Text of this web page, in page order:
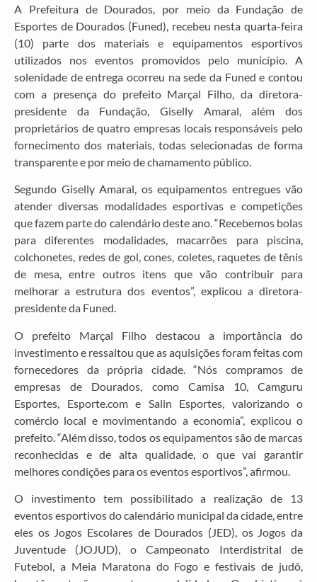
A Prefeitura de Dourados, por meio da Fundação de
Esportes de Dourados (Funed), recebeu nesta quarta-feira
(10) parte dos materiais e equipamentos esportivos
utilizados nos eventos promovidos pelo município. A
solenidade de entrega ocorreu na sede da Funed e contou
com a presença do prefeito Marçal Filho, da diretora-
presidente da Fundação, Giselly Amaral, além dos
proprietários de quatro empresas locais responsáveis pelo
fornecimento dos materiais, todas selecionadas de forma
transparente e por meio de chamamento público.
Segundo Giselly Amaral, os equipamentos entregues vão
atender diversas modalidades esportivas e competições
que fazem parte do calendário deste ano. “Recebemos bolas
para diferentes modalidades, macarrões para piscina,
colchonetes, redes de gol, cones, coletes, raquetes de tênis
de mesa, entre outros itens que vão contribuir para
melhorar a estrutura dos eventos”, explicou a diretora-
presidente da Funed.
O prefeito Marçal Filho destacou a importância do
investimento e ressaltou que as aquisições foram feitas com
fornecedores da própria cidade. “Nós compramos de
empresas de Dourados, como Camisa 10, Camguru
Esportes, Esporte.com e Salin Esportes, valorizando o
comércio local e movimentando a economia”, explicou o
prefeito. “Além disso, todos os equipamentos são de marcas
reconhecidas e de alta qualidade, o que vai garantir
melhores condições para os eventos esportivos”, afirmou.
O investimento tem possibilitado a realização de 13
eventos esportivos do calendário municipal da cidade, entre
eles os Jogos Escolares de Dourados (JED), os Jogos da
Juventude (JOJUD), o Campeonato Interdistrital de
Futebol, a Meia Maratona do Fogo e festivais de judô,